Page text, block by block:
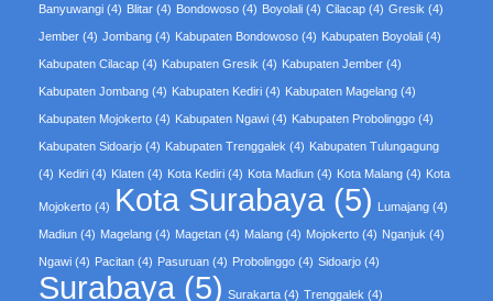
Banyuwangi (4) Blitar (4) Bondowoso (4) Boyolali (4) Cilacap (4) Gresik (4)
Jember (4) Jombang (4) Kabupaten Bondowoso (4) Kabupaten Boyolali (4)
Kabupaten Cilacap (4) Kabupaten Gresik (4) Kabupaten Jember (4)
Kabupaten Jombang (4) Kabupaten Kediri (4) Kabupaten Magelang (4)
Kabupaten Mojokerto (4) Kabupaten Ngawi (4) Kabupaten Probolinggo (4)
Kabupaten Sidoarjo (4) Kabupaten Trenggalek (4) Kabupaten Tulungagung
(4) Kediri (4) Klaten (4) Kota Kediri (4) Kota Madiun (4) Kota Malang (4) Kota
Mojokerto (4) Kota Surabaya (5) Lumajang (4)
Madiun (4) Magelang (4) Magetan (4) Malang (4) Mojokerto (4) Nganjuk (4)
Ngawi (4) Pacitan (4) Pasuruan (4) Probolinggo (4) Sidoarjo (4)
Surabaya (5) Surakarta (4) Trenggalek (4)